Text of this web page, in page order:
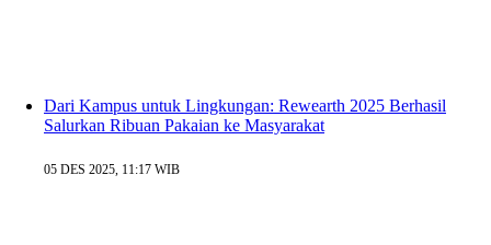
Dari Kampus untuk Lingkungan: Rewearth 2025 Berhasil
Salurkan Ribuan Pakaian ke Masyarakat
05 DES 2025, 11:17 WIB